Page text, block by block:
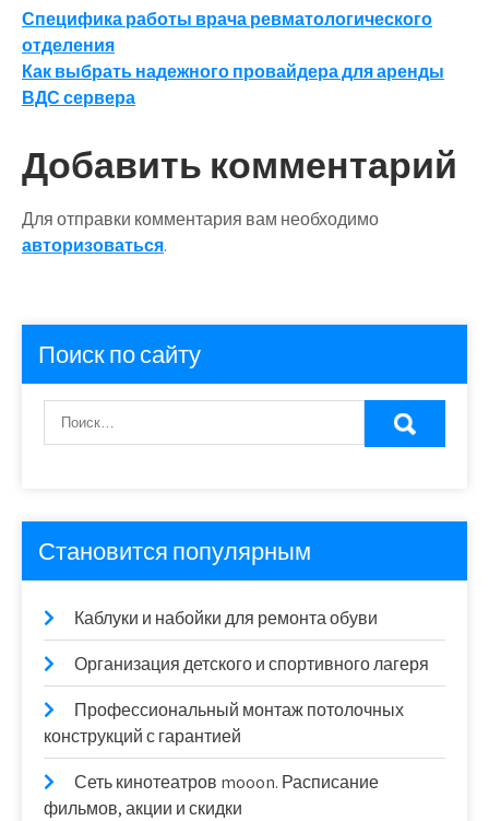
Навигация
по
записям
Специфика работы врача ревматологического
отделения
Как выбрать надежного провайдера для аренды
ВДС сервера
Добавить комментарий
Для отправки комментария вам необходимо
авторизоваться.
Поиск по сайту
Становится популярным
Каблуки и набойки для ремонта обуви
Организация детского и спортивного лагеря
Профессиональный монтаж потолочных
конструкций с гарантией
Сеть кинотеатров mooon. Расписание
фильмов, акции и скидки